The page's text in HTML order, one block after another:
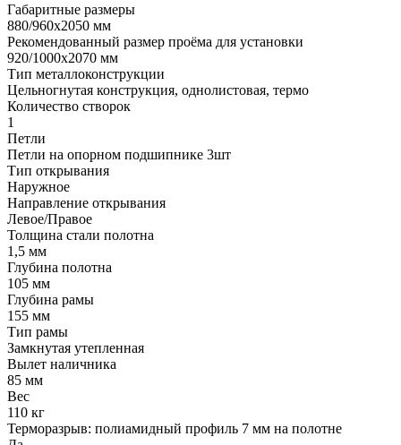
Габаритные размеры
880/960х2050 мм
Рекомендованный размер проёма для установки
920/1000х2070 мм
Тип металлоконструкции
Цельногнутая конструкция, однолистовая, термо
Количество створок
1
Петли
Петли на опорном подшипнике 3шт
Тип открывания
Наружное
Направление открывания
Левое/Правое
Толщина стали полотна
1,5 мм
Глубина полотна
105 мм
Глубина рамы
155 мм
Тип рамы
Замкнутая утепленная
Вылет наличника
85 мм
Вес
110 кг
Терморазрыв: полиамидный профиль 7 мм на полотне